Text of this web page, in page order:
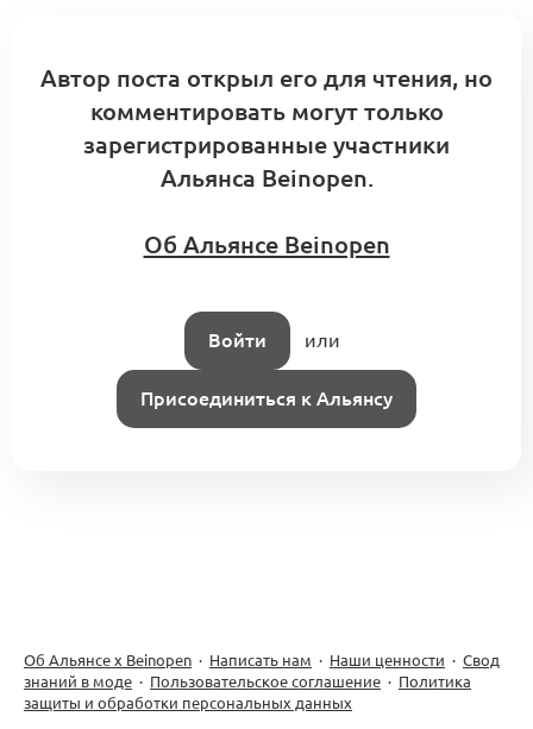
Автор поста открыл его для чтения, но
комментировать могут только
зарегистрированные участники
Альянса Beinopen.
Об Альянсе Beinopen
Войти или
Присоединиться к Альянсу
Об Альянсе х Beinopen · Написать нам · Наши ценности · Свод
знаний в моде · Пользовательское соглашение · Политика
защиты и обработки персональных данных